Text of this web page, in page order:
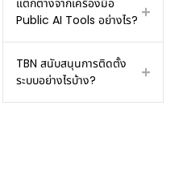
แตกต่างจากเครื่องมือ
Public AI Tools อย่างไร?
TBN สนับสนุนการติดตั้ง
ระบบอย่างไรบ้าง?